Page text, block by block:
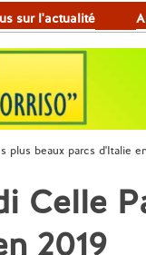
sur l'actualité
plus beaux parcs d'Italie
Celle
2019